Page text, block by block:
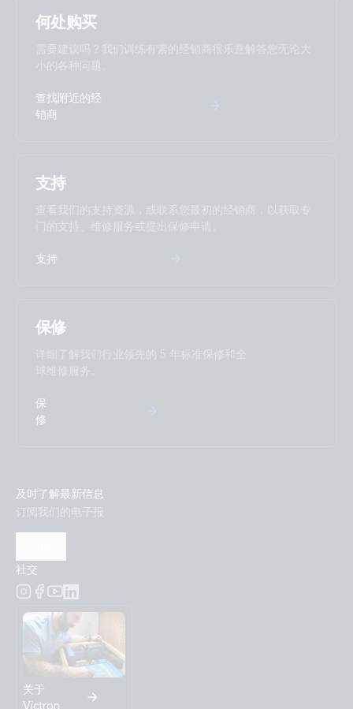
何处购买
需要建议吗？我们训练有素的经销商很乐意解答您无论大
小的各种问题。
查找附近的经
销商
支持
查看我们的支持资源，或联系您最初的经销商，以获取专
门的支持、维修服务或提出保修申请。
支持
保修
详细了解我们行业领先的 5 年标准保修和全
球维修服务。
保
修
及时了解最新信息
订阅我们的电子报
社交
关于
Victron